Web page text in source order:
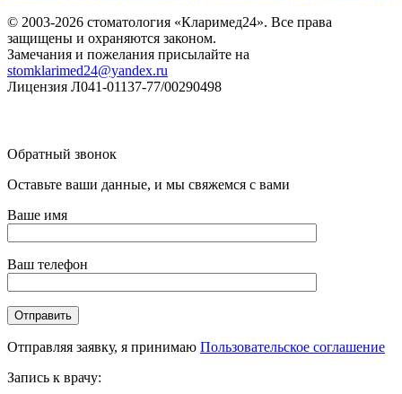
© 2003-2026 стоматология «Кларимед24». Все права
защищены и охраняются законом.
Замечания и пожелания присылайте на
stomklarimed24@yandex.ru
Лицензия Л041-01137-77/00290498
Обратный звонок
Оставьте ваши данные, и мы свяжемся с вами
Ваше имя
Ваш телефон
Отправляя заявку, я принимаю Пользовательское соглашение
Запись к врачу: